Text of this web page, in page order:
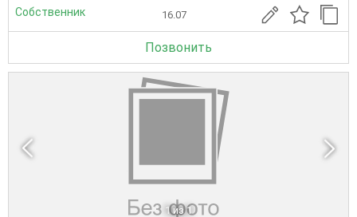
Собственник 16.07
Позвонить
1 из 1